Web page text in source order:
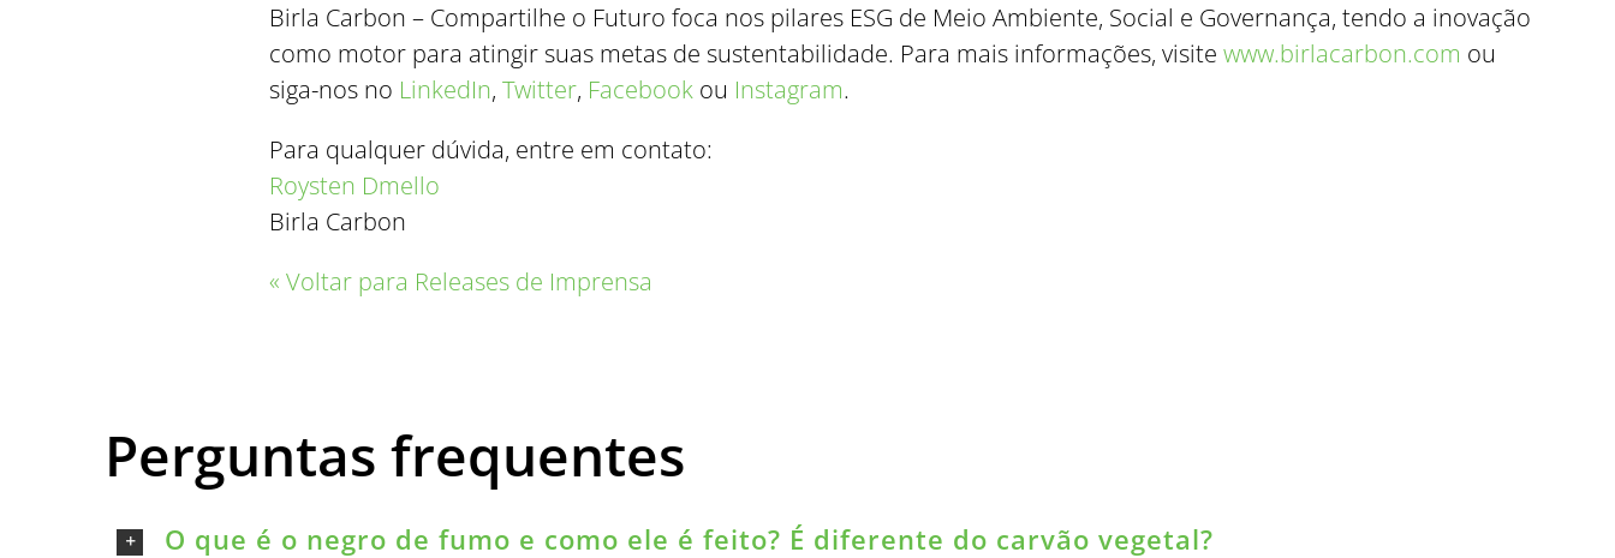
Birla Carbon – Compartilhe o Futuro foca nos pilares ESG de Meio Ambiente, Social e Governança, tendo a inovação
como motor para atingir suas metas de sustentabilidade. Para mais informações, visite www.birlacarbon.com ou
siga-nos no LinkedIn, Twitter, Facebook ou Instagram.
Para qualquer dúvida, entre em contato:
Roysten Dmello
Birla Carbon
« Voltar para Releases de Imprensa
Perguntas frequentes
O que é o negro de fumo e como ele é feito? É diferente do carvão vegetal?